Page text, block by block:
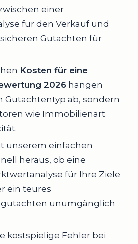
einer
für den Verkauf und
Gutachten für
Kosten für eine
2026 hängen
Gutachtentyp ab, sondern
wie Immobilienart
unserem einfachen
heraus, ob eine
für Ihre Ziele
ein teures
unumgänglich
kostspielige Fehler bei